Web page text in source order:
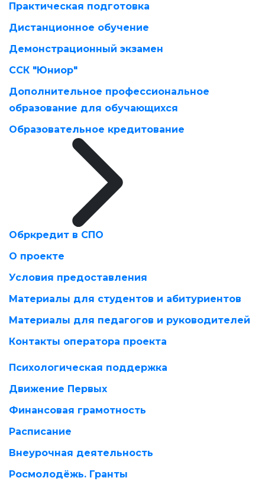
Практическая подготовка
Дистанционное обучение
Демонстрационный экзамен
ССК "Юниор"
Дополнительное профессиональное
образование для обучающихся
Образовательное кредитование
Обркредит в СПО
О проекте
Условия предоставления
Материалы для студентов и абитуриентов
Материалы для педагогов и руководителей
Контакты оператора проекта
Психологическая поддержка
Движение Первых
Финансовая грамотность
Расписание
Внеурочная деятельность
Росмолодёжь. Гранты